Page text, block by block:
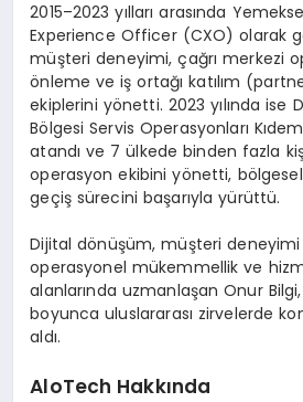
2015–2023 yılları arasında
Experience Officer (CXO) olarak
müşteri deneyimi, çağrı merkezi
önleme ve iş ortağı katılım
ekiplerini yönetti. 2023 yılında ise
Bölgesi Servis Operasyonları
atandı ve 7 ülkede binden fazla
operasyon ekibini yönetti,
geçiş sürecini başarıyla yürüttü.
Dijital dönüşüm, müşteri
operasyonel mükemmellik ve
alanlarında uzmanlaşan Onur Bilgi,
boyunca uluslararası zirvelerde
aldı.
AloTech Hakkında